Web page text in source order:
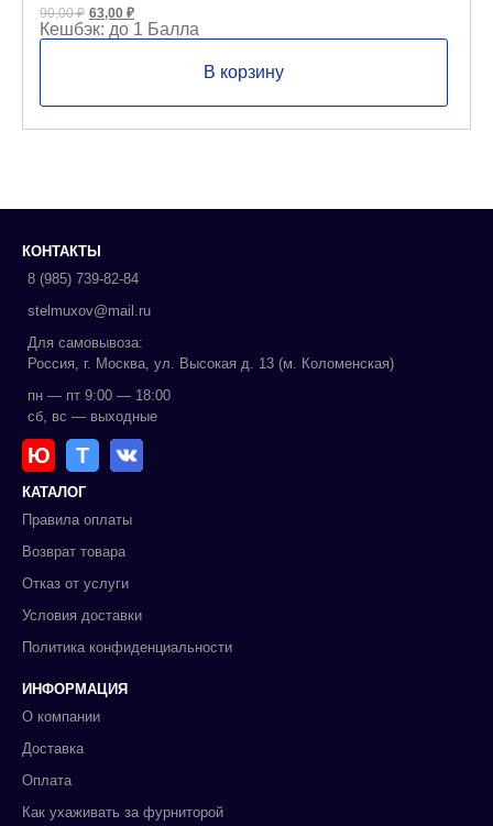
90,00₽ Первоначальная
цена
составляла
63,00 ₽Текущая
цена:
63,00 ₽.
Кешбэк: до 1 Балла
В корзину
КОНТАКТЫ
8 (985) 739-82-84
stelmuxov@mail.ru
Для самовывоза:
Россия, г. Москва, ул. Высокая д. 13 (м. Коломенская)
пн — пт 9:00 — 18:00
сб, вс — выходные
Ю Т
КАТАЛОГ
Правила оплаты
Возврат товара
Отказ от услуги
Условия доставки
Политика конфиденциальности
ИНФОРМАЦИЯ
О компании
Доставка
Оплата
Как ухаживать за фурниторой